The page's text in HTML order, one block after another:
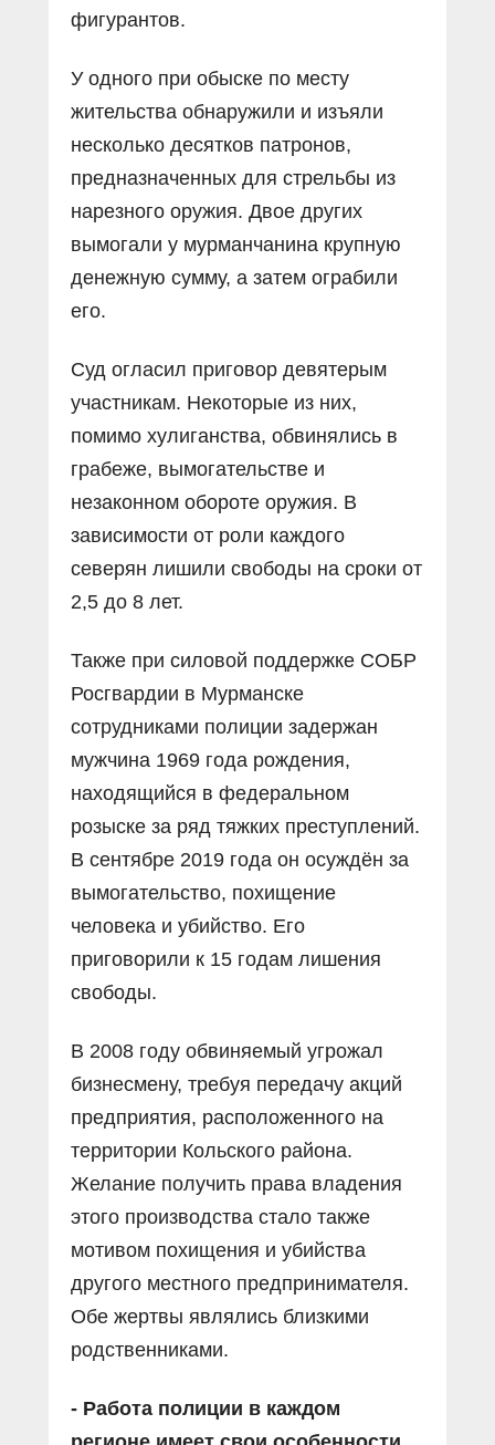
фигурантов.
У одного при обыске по месту
жительства обнаружили и изъяли
несколько десятков патронов,
предназначенных для стрельбы из
нарезного оружия. Двое других
вымогали у мурманчанина крупную
денежную сумму, а затем ограбили
его.
Суд огласил приговор девятерым
участникам. Некоторые из них,
помимо хулиганства, обвинялись в
грабеже, вымогательстве и
незаконном обороте оружия. В
зависимости от роли каждого
северян лишили свободы на сроки от
2,5 до 8 лет.
Также при силовой поддержке СОБР
Росгвардии в Мурманске
сотрудниками полиции задержан
мужчина 1969 года рождения,
находящийся в федеральном
розыске за ряд тяжких преступлений.
В сентябре 2019 года он осуждён за
вымогательство, похищение
человека и убийство. Его
приговорили к 15 годам лишения
свободы.
В 2008 году обвиняемый угрожал
бизнесмену, требуя передачу акций
предприятия, расположенного на
территории Кольского района.
Желание получить права владения
этого производства стало также
мотивом похищения и убийства
другого местного предпринимателя.
Обе жертвы являлись близкими
родственниками.
- Работа полиции в каждом